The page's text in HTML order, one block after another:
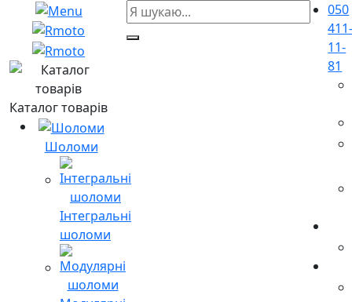
Каталог товарів
Шоломи
Інтегральні
шоломи
050
11-
81